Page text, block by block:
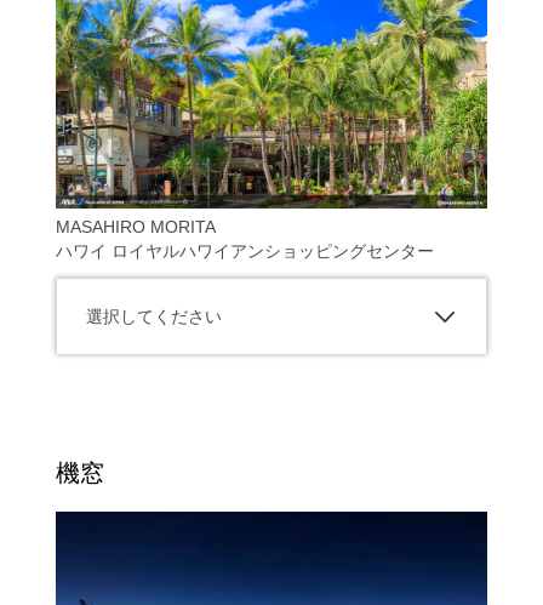
MASAHIRO MORITA
ハワイ ロイヤルハワイアンショッピングセンター
選択してください
機窓